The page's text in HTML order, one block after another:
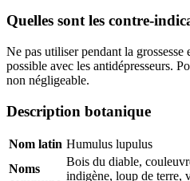
Quelles sont les contre-
Ne pas utiliser pendant la
possible avec les antidépresseurs.
non négligeable.
Description botanique
Nom latin Humulus lupulus
Noms
Bois du diable,
indigène, loup de terre,